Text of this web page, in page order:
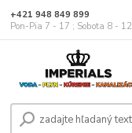
+421 948 849 899
Pon-Pia 7 - 17 ; Sobota 8 - 12